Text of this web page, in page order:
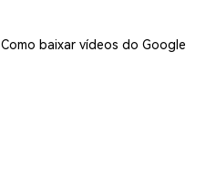
Como baixar vídeos do Google